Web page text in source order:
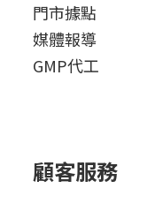
門市據點
媒體報導
GMP代工
顧客服務